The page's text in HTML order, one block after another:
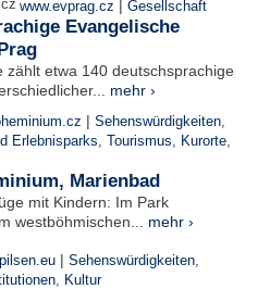
www.evprag.cz Gesellschaft
Evangelische
zählt etwa 140 deutschsprachige
mehr ›
| Sehenswürdigkeiten,
Erlebnisparks, Tourismus, Kurorte,
Marienbad
mit Kindern: Im Park
westböhmischen... mehr ›
| Sehenswürdigkeiten,
, Kultur